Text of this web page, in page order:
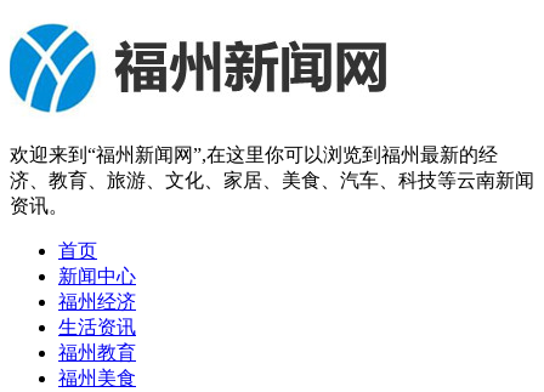
欢迎来到“福州新闻网”,在这里你可以浏览到福州最新的经
济、教育、旅游、文化、家居、美食、汽车、科技等云南新闻
资讯。
首页
新闻中心
福州经济
生活资讯
福州教育
福州美食